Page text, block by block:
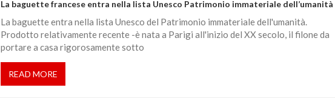
La baguette francese entra nella lista Unesco Patrimonio immateriale dell’umanità
La baguette entra nella lista Unesco del Patrimonio immateriale dell'umanità.
Prodotto relativamente recente -è nata a Parigi all'inizio del XX secolo, il filone da
portare a casa rigorosamente sotto
READ MORE